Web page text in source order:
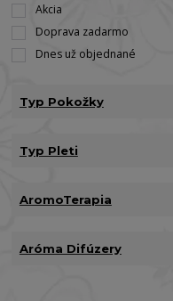
Akcia
Doprava zadarmo
Dnes už objednané
Typ Pokožky
Typ Pleti
AromoTerapia
Aróma Difúzery